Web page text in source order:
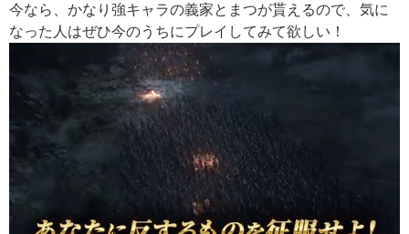
今なら、かなり強キャラの義家とまつが貰えるので、気に
なった人はぜひ今のうちにプレイしてみて欲しい！